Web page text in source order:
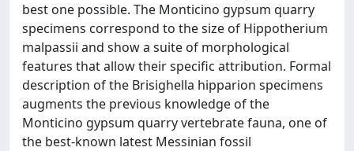
best one possible. The Monticino gypsum quarry
specimens correspond to the size of Hippotherium
malpassii and show a suite of morphological
features that allow their specific attribution. Formal
description of the Brisighella hipparion specimens
augments the previous knowledge of the
Monticino gypsum quarry vertebrate fauna, one of
the best-known latest Messinian fossil